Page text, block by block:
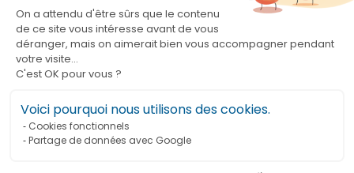
On a attendu d'être sûrs que le contenu
de ce site vous intéresse avant de vous
déranger, mais on aimerait bien vous accompagner pendant
votre visite...
C'est OK pour vous ?
Voici pourquoi nous utilisons des cookies.
Cookies fonctionnels
Partage de données avec Google